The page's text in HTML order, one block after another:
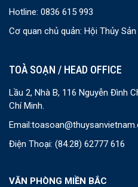
Hotline: 0836 615 993
Cơ quan chủ quản: Hội Thủy
TOÀ SOẠN / HEAD OFFICE
Lầu 2, Nhà B, 116 Nguyễn Đình
Chí Minh.
Email:
Điện Thoại: (84.28) 62777 616
VĂN PHÒNG MIỀN BẮC